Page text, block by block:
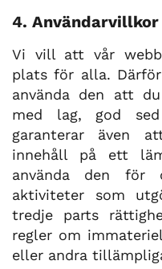
4. Användarvillkor
Vi vill att vår
plats för alla.
använda den att
med lag, god
garanterar även
innehåll på ett
använda den för
aktiviteter som
tredje parts
regler om
eller andra